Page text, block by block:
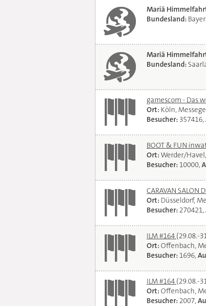
Mariä
Bundesland:
Mariä
Bundesland:
gamescom - Das
Ort: Köln,
Besucher: 357416,
BOOT & FUN
Ort:Werder/
Besucher: 10000,
CARAVAN
Ort: Düsseldorf,
Besucher: 270421,
ILM #164 (29.08.-
Ort:Offenbach,
Besucher: 1696,
ILM #164 (29.08.-
Ort:Offenbach,
Besucher: 2007,